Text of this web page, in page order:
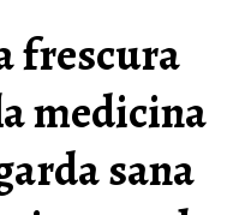
frescura
medicina
sana